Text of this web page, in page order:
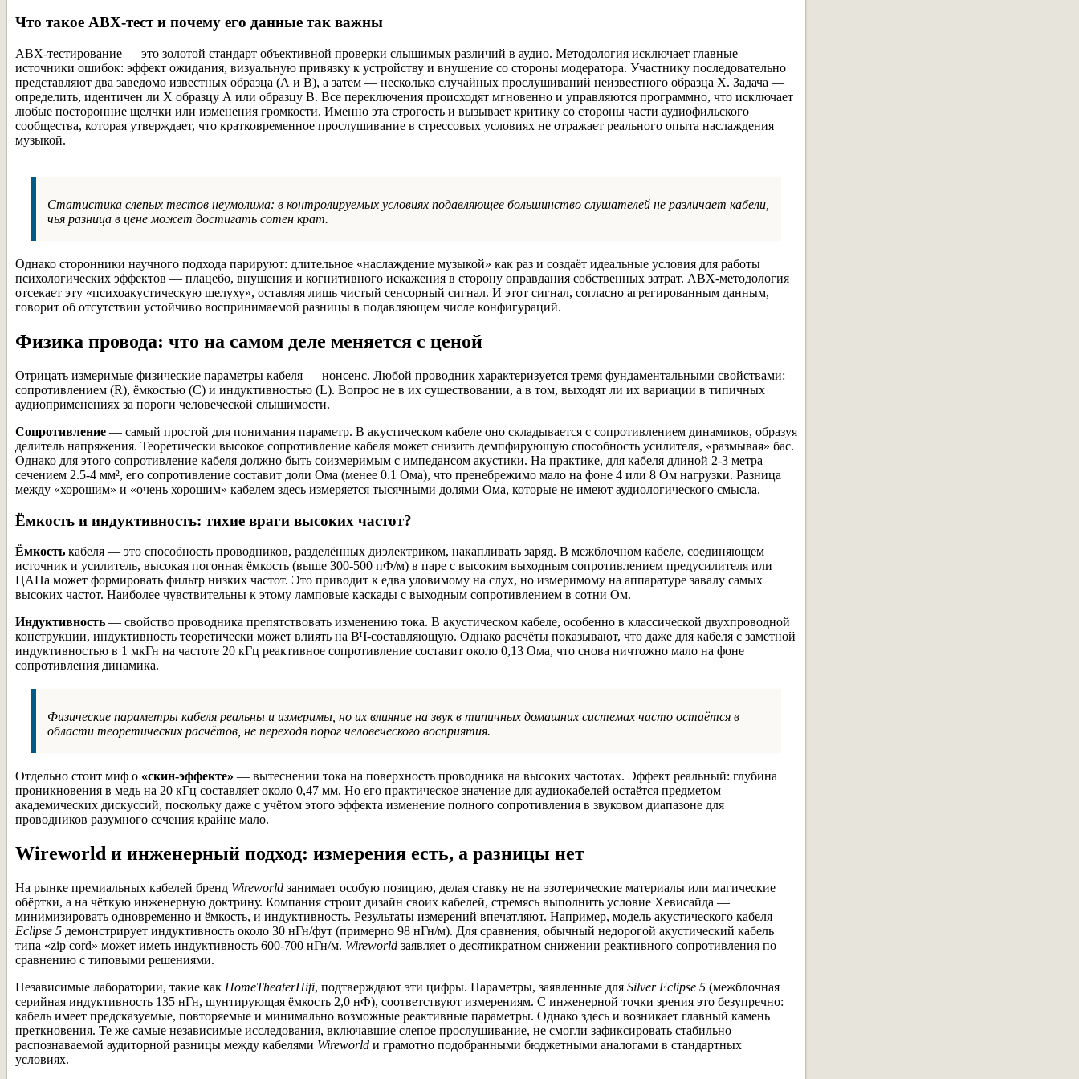
Что такое ABX-тест и почему его данные так важны
ABX-тестирование — это золотой стандарт объективной проверки слышимых различий в аудио. Методология исключает главные
источники ошибок: эффект ожидания, визуальную привязку к устройству и внушение со стороны модератора. Участнику последовательно
представляют два заведомо известных образца (А и В), а затем — несколько случайных прослушиваний неизвестного образца X. Задача —
определить, идентичен ли X образцу А или образцу В. Все переключения происходят мгновенно и управляются программно, что исключает
любые посторонние щелчки или изменения громкости. Именно эта строгость и вызывает критику со стороны части аудиофильского
сообщества, которая утверждает, что кратковременное прослушивание в стрессовых условиях не отражает реального опыта наслаждения
музыкой.
Статистика слепых тестов неумолима: в контролируемых условиях подавляющее большинство слушателей не различает кабели,
чья разница в цене может достигать сотен крат.
Однако сторонники научного подхода парируют: длительное «наслаждение музыкой» как раз и создаёт идеальные условия для работы
психологических эффектов — плацебо, внушения и когнитивного искажения в сторону оправдания собственных затрат. ABX-методология
отсекает эту «психоакустическую шелуху», оставляя лишь чистый сенсорный сигнал. И этот сигнал, согласно агрегированным данным,
говорит об отсутствии устойчиво воспринимаемой разницы в подавляющем числе конфигураций.
Физика провода: что на самом деле меняется с ценой
Отрицать измеримые физические параметры кабеля — нонсенс. Любой проводник характеризуется тремя фундаментальными свойствами:
сопротивлением (R), ёмкостью (C) и индуктивностью (L). Вопрос не в их существовании, а в том, выходят ли их вариации в типичных
аудиоприменениях за пороги человеческой слышимости.
Сопротивление — самый простой для понимания параметр. В акустическом кабеле оно складывается с сопротивлением динамиков, образуя
делитель напряжения. Теоретически высокое сопротивление кабеля может снизить демпфирующую способность усилителя, «размывая» бас.
Однако для этого сопротивление кабеля должно быть соизмеримым с импедансом акустики. На практике, для кабеля длиной 2-3 метра
сечением 2.5-4 мм², его сопротивление составит доли Ома (менее 0.1 Ома), что пренебрежимо мало на фоне 4 или 8 Ом нагрузки. Разница
между «хорошим» и «очень хорошим» кабелем здесь измеряется тысячными долями Ома, которые не имеют аудиологического смысла.
Ёмкость и индуктивность: тихие враги высоких частот?
Ёмкость кабеля — это способность проводников, разделённых диэлектриком, накапливать заряд. В межблочном кабеле, соединяющем
источник и усилитель, высокая погонная ёмкость (выше 300-500 пФ/м) в паре с высоким выходным сопротивлением предусилителя или
ЦАПа может формировать фильтр низких частот. Это приводит к едва уловимому на слух, но измеримому на аппаратуре завалу самых
высоких частот. Наиболее чувствительны к этому ламповые каскады с выходным сопротивлением в сотни Ом.
Индуктивность — свойство проводника препятствовать изменению тока. В акустическом кабеле, особенно в классической двухпроводной
конструкции, индуктивность теоретически может влиять на ВЧ-составляющую. Однако расчёты показывают, что даже для кабеля с заметной
индуктивностью в 1 мкГн на частоте 20 кГц реактивное сопротивление составит около 0,13 Ома, что снова ничтожно мало на фоне
сопротивления динамика.
Физические параметры кабеля реальны и измеримы, но их влияние на звук в типичных домашних системах часто остаётся в
области теоретических расчётов, не переходя порог человеческого восприятия.
Отдельно стоит миф о «скин-эффекте» — вытеснении тока на поверхность проводника на высоких частотах. Эффект реальный: глубина
проникновения в медь на 20 кГц составляет около 0,47 мм. Но его практическое значение для аудиокабелей остаётся предметом
академических дискуссий, поскольку даже с учётом этого эффекта изменение полного сопротивления в звуковом диапазоне для
проводников разумного сечения крайне мало.
Wireworld и инженерный подход: измерения есть, а разницы нет
На рынке премиальных кабелей бренд Wireworld занимает особую позицию, делая ставку не на эзотерические материалы или магические
обёртки, а на чёткую инженерную доктрину. Компания строит дизайн своих кабелей, стремясь выполнить условие Хевисайда —
минимизировать одновременно и ёмкость, и индуктивность. Результаты измерений впечатляют. Например, модель акустического кабеля
Eclipse 5 демонстрирует индуктивность около 30 нГн/фут (примерно 98 нГн/м). Для сравнения, обычный недорогой акустический кабель
типа «zip cord» может иметь индуктивность 600-700 нГн/м. Wireworld заявляет о десятикратном снижении реактивного сопротивления по
сравнению с типовыми решениями.
Независимые лаборатории, такие как HomeTheaterHifi, подтверждают эти цифры. Параметры, заявленные для Silver Eclipse 5 (межблочная
серийная индуктивность 135 нГн, шунтирующая ёмкость 2,0 нФ), соответствуют измерениям. С инженерной точки зрения это безупречно:
кабель имеет предсказуемые, повторяемые и минимально возможные реактивные параметры. Однако здесь и возникает главный камень
преткновения. Те же самые независимые исследования, включавшие слепое прослушивание, не смогли зафиксировать стабильно
распознаваемой аудиторной разницы между кабелями Wireworld и грамотно подобранными бюджетными аналогами в стандартных
условиях.